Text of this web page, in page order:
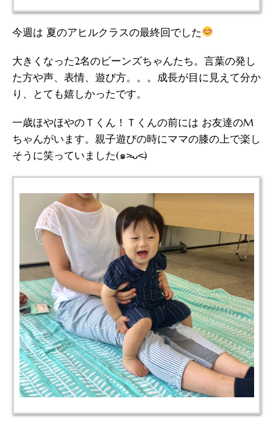
今週は 夏のアヒルクラスの最終回でした
大きくなった2名のビーンズちゃんたち。言葉の発し
た方や声、表情、遊び方。。。成長が目に見えて分か
り、とても嬉しかったです。
一歳ほやほやのＴくん！Ｔくんの前には お友達のM
ちゃんがいます。親子遊びの時にママの膝の上で楽し
そうに笑っていました(๑˃̵ᴗ˂̵)